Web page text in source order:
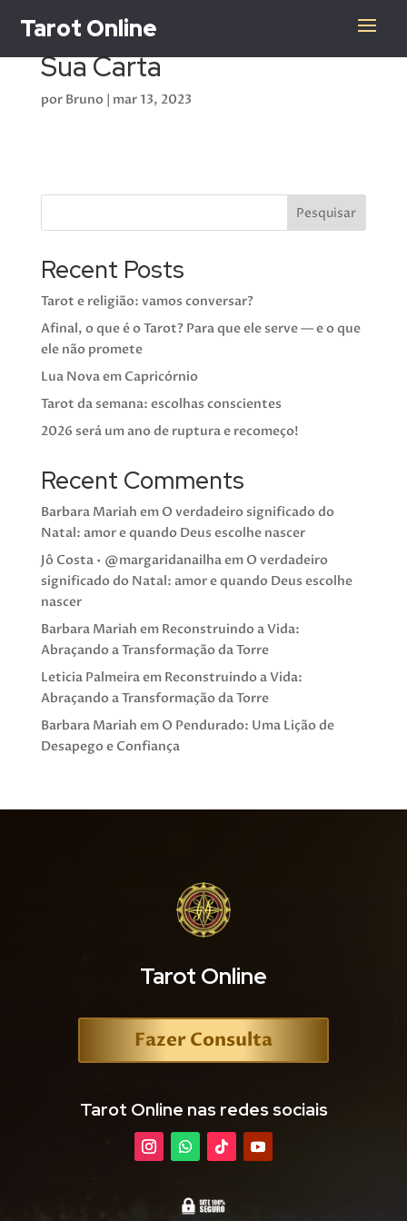
Tarot Online
Sua Carta
por Bruno| mar 13, 2023
Pesquisar
Recent Posts
Tarot e religião: vamos conversar?
Afinal, o que é o Tarot? Para que ele serve — e o que
ele não promete
Lua Nova em Capricórnio
Tarot da semana: escolhas conscientes
2026 será um ano de ruptura e recomeço!
Recent Comments
Barbara Mariah em O verdadeiro significado do
Natal: amor e quando Deus escolhe nascer
Jô Costa • @margaridanailhaem O verdadeiro
significado do Natal: amor e quando Deus escolhe
nascer
Barbara Mariah em Reconstruindo a Vida:
Abraçando a Transformação da Torre
Leticia Palmeiraem Reconstruindo a Vida:
Abraçando a Transformação da Torre
Barbara Mariah em O Pendurado: Uma Lição de
Desapego e Confiança
Tarot Online
Fazer Consulta
Tarot Online nas redes sociais